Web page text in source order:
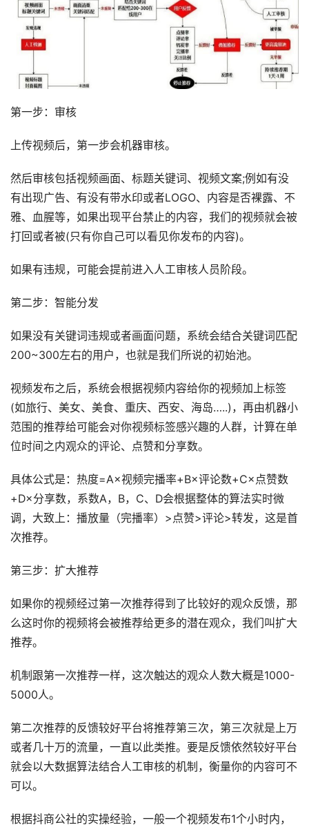
第一步：审核
上传视频后，第一步会机器审核。
然后审核包括视频画面、标题关键词、视频文案;例如有没
有出现广告、有没有带水印或者LOGO、内容是否裸露、不
雅、血腥等，如果出现平台禁止的内容，我们的视频就会被
打回或者被(只有你自己可以看见你发布的内容)。
如果有违规，可能会提前进入人工审核人员阶段。
第二步：智能分发
如果没有关键词违规或者画面问题，系统会结合关键词匹配
200~300左右的用户，也就是我们所说的初始池。
视频发布之后，系统会根据视频内容给你的视频加上标签
(如旅行、美女、美食、重庆、西安、海岛…..)，再由机器小
范围的推荐给可能会对你视频标签感兴趣的人群，计算在单
位时间之内观众的评论、点赞和分享数。
具体公式是：热度=A×视频完播率+B×评论数+C×点赞数
+D×分享数，系数A，B，C、D会根据整体的算法实时微
调，大致上：播放量（完播率）>点赞>评论>转发，这是首
次推荐。
第三步：扩大推荐
如果你的视频经过第一次推荐得到了比较好的观众反馈，那
么这时你的视频将会被推荐给更多的潜在观众，我们叫扩大
推荐。
机制跟第一次推荐一样，这次触达的观众人数大概是1000-
5000人。
第二次推荐的反馈较好平台将推荐第三次，第三次就是上万
或者几十万的流量，一直以此类推。要是反馈依然较好平台
就会以大数据算法结合人工审核的机制，衡量你的内容可不
可以。
根据抖商公社的实操经验，一般一个视频发布1个小时内，